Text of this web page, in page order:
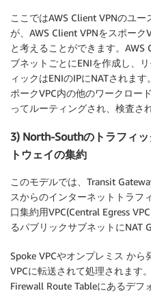
ここではAWS Client VPNのユ
が、AWS Client VPNをスポーク
と考えることができます。AWS
ブネットごとにENIを作成し、
ィックはENIのIPにNATされま
ポークVPC内の他のワークロー
ってルーティングされ、検査さ
3) North-Southのトラフィ
トウェイの集約
このモデルでは、Transit
スからのインターネットトラフ
口集約用VPC(Central Egress
るパブリックサブネットにNAT
Spoke VPCやオンプレミス か
VPCに転送されて処理されます
Firewall Route Tableにあるデフ